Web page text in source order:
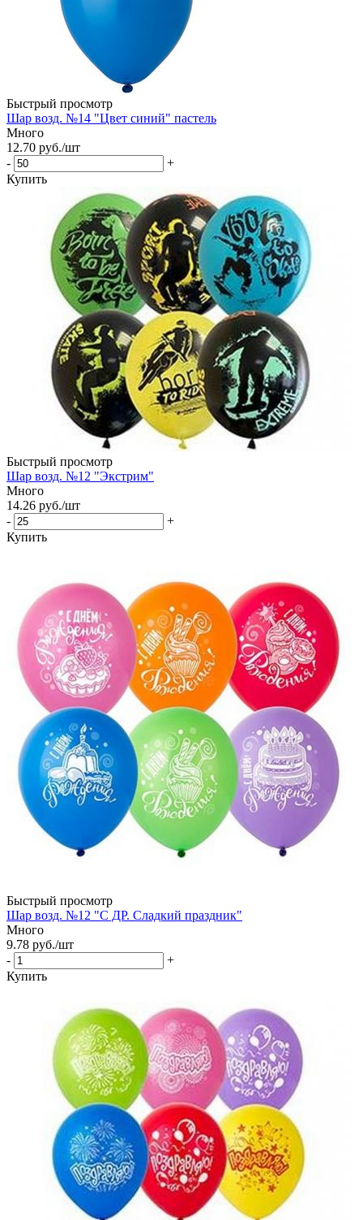
Быстрый просмотр
Шар возд. №14 "Цвет синий" пастель
Много
12.70 руб./шт
-
+
Купить
Быстрый просмотр
Шар возд. №12 "Экстрим"
Много
14.26 руб./шт
-
+
Купить
Быстрый просмотр
Шар возд. №12 "С ДР. Сладкий праздник"
Много
9.78 руб./шт
-
+
Купить